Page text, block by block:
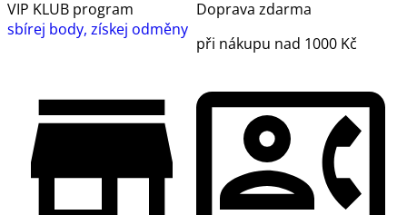
VIP KLUB program
sbírej body, získej odměny
Doprava zdarma
při nákupu nad 1000 Kč